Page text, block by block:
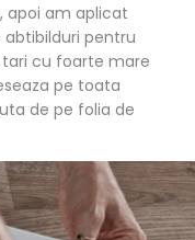
apoi am aplicat
pentru
cu foarte mare
pe toata
de pe folia de